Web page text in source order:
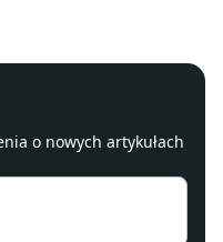
o nowych artykułach